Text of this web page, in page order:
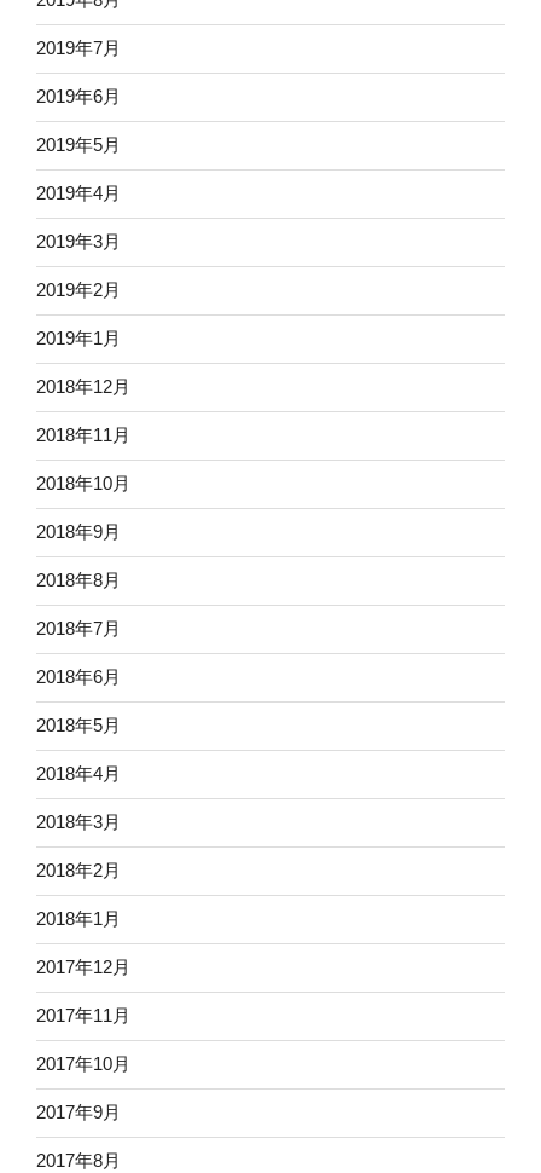
2019年7月
2019年6月
2019年5月
2019年4月
2019年3月
2019年2月
2019年1月
2018年12月
2018年11月
2018年10月
2018年9月
2018年8月
2018年7月
2018年6月
2018年5月
2018年4月
2018年3月
2018年2月
2018年1月
2017年12月
2017年11月
2017年10月
2017年9月
2017年8月